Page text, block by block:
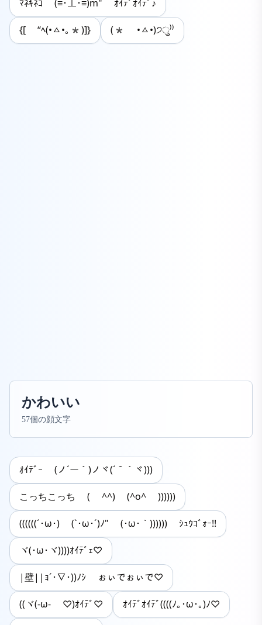
ﾏﾈｷﾈｺ (≡･⊥･≡)m" ｵｲﾃﾞｵｲﾃﾞ♪
{[ “ﾍ(•ㅿ•｡*)]} (* •ㅿ•)੭ु⁾⁾
かわいい
57個の顔文字
ｵｲﾃﾞｰ (ノ´ー｀)ノヾ(´＾｀ヾ)))
こっちこっち ( ^^) (^o^ ))))))
((((((´･ω･) (`･ω･´)ﾉ" (･ω･｀)))))) ｼｭｳｺﾞｫｰ!!
ヾ(･ω･ヾ))))ｵｲﾃﾞｪ♡
|壁||ｮ´･∇･))ﾉｼ ぉぃでぉぃで♡
((ヾ(-ω- ♡)ｵｲﾃﾞ♡ ｵｲﾃﾞｵｲﾃﾞ((((ﾉ｡･ω･｡)ﾉ♡